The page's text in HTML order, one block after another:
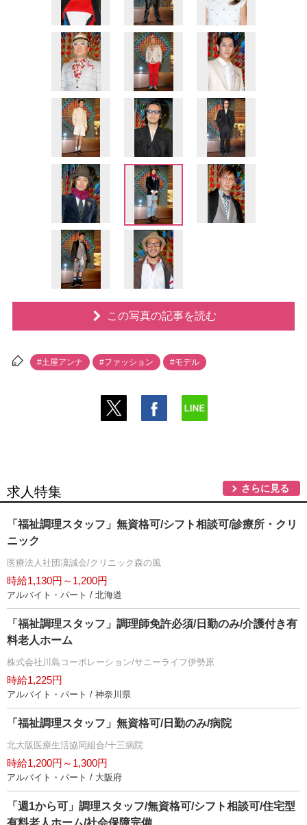
この写真の記事を読む
#土屋アンナ #ファッション #モデル
求人特集 さらに見る
「福祉調理スタッフ」無資格可/シフト相談可/診療所・クリ
ニック
医療法人社団凜誠会/クリニック森の風
時給1,130円～1,200円
アルバイト・パート / 北海道
「福祉調理スタッフ」調理師免許必須/日勤のみ/介護付き有
料老人ホーム
株式会社川島コーポレーション/サニーライフ伊勢原
時給1,225円
アルバイト・パート / 神奈川県
「福祉調理スタッフ」無資格可/日勤のみ/病院
北大阪医療生活協同組合/十三病院
時給1,200円～1,300円
アルバイト・パート / 大阪府
「週1から可」調理スタッフ/無資格可/シフト相談可/住宅型
有料老人ホーム/社会保障完備